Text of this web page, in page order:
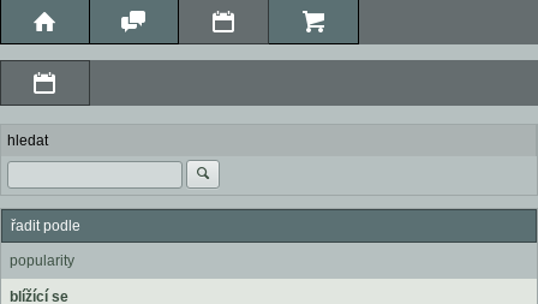
hledat
řadit podle
popularity
blížící se